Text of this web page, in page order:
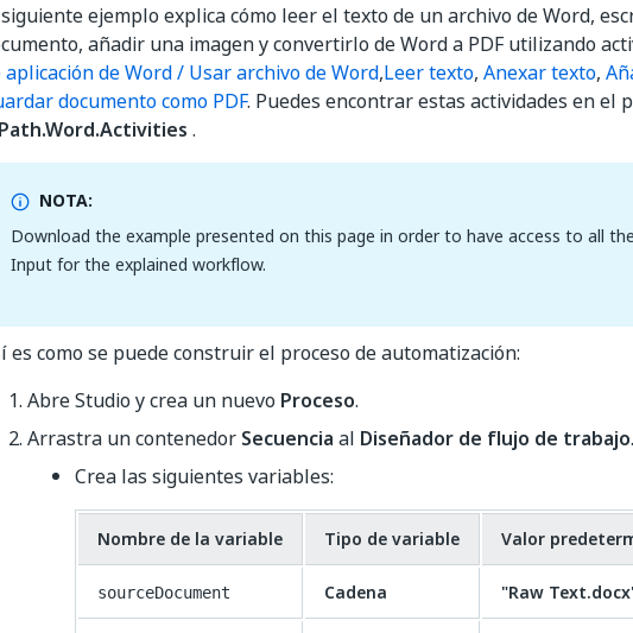
ejemplo explica cómo leer el texto de un archivo de Word,
añadir una imagen y convertirlo de Word a PDF utilizando
aplicación de Word / Usar archivo de Word,Leer texto, Anexar texto,
documento como PDF. Puedes encontrar estas actividades en el
.
NOTA:
Download the example presented on this page in order to have access to all
Input for the explained workflow.
es como se puede construir el proceso de automatización:
Abre Studio y crea un nuevo Proceso.
Arrastra un contenedor Secuencia al Diseñador de flujo de trabajo.
Crea las siguientes variables:
Nombre de la variable Tipo de variable Valor
sourceDocument Cadena "Raw